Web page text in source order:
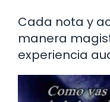
Cada nota y
manera
experiencia